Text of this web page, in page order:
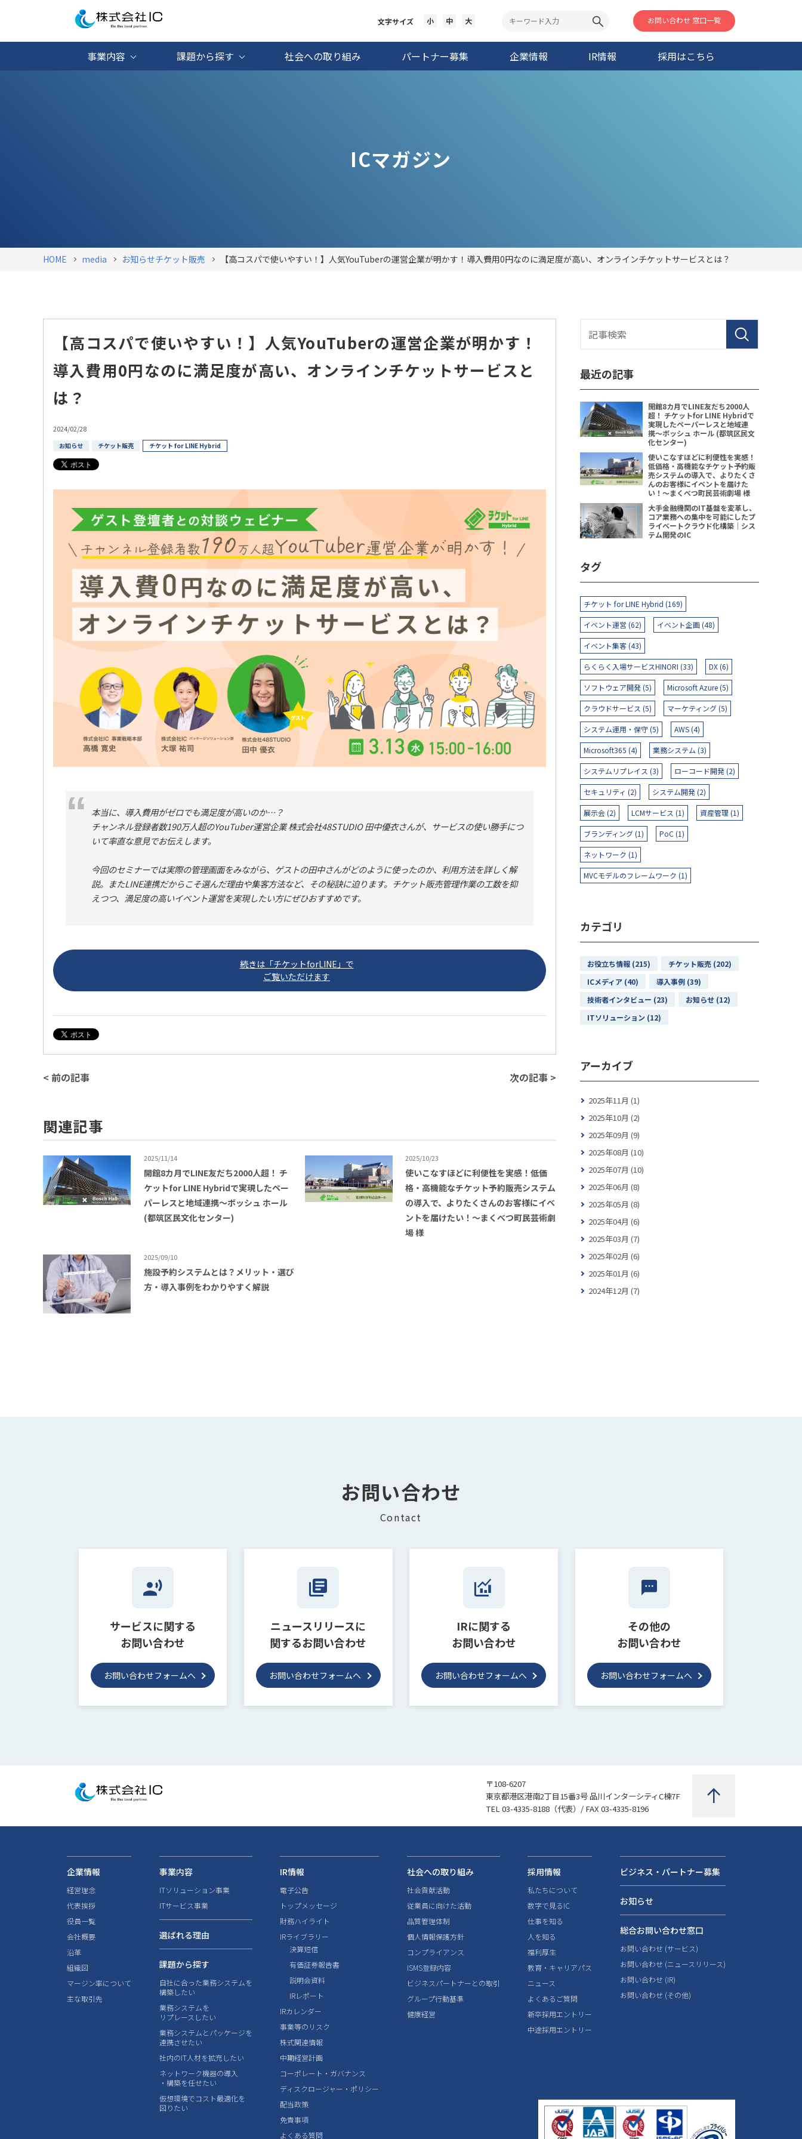
文字サイズ 小 中 大 お問い合わせ 窓口一覧
事業内容 課題から探す 社会への取り組み パートナー募集 企業情報 IR情報 採用はこちら
ICマガジン
HOME media お知らせチケット販売 【高コスパで使いやすい！】人気YouTuberの運営企業が明かす！導入費用0円なのに満足度が高い、オンラインチケットサービスとは？
【高コスパで使いやすい！】人気YouTuberの運営企業が明かす！
導入費用0円なのに満足度が高い、オンラインチケットサービスと
は？
2024/02/28
お知らせ チケット販売 チケット for LINE Hybrid
本当に、導入費用がゼロでも満足度が高いのか…？
チャンネル登録者数190万人超のYouTuber運営企業 株式会社48STUDIO 田中優衣さんが、サービスの使い勝手につ
いて率直な意見でお伝えします。
今回のセミナーでは実際の管理画面をみながら、ゲストの田中さんがどのように使ったのか、利用方法を詳しく解
説。またLINE連携だからこそ選んだ理由や集客方法など、その秘訣に迫ります。チケット販売管理作業の工数を抑
えつつ、満足度の高いイベント運営を実現したい方にぜひおすすめです。
続きは「チケットforLINE」で
ご覧いただけます
< 前の記事 次の記事 >
関連記事
2025/11/14
開館8カ月でLINE友だち2000人超！ チ
ケットfor LINE Hybridで実現したペー
パーレスと地域連携〜ボッシュ ホール
(都筑区民文化センター)
2025/10/23
使いこなすほどに利便性を実感！低価
格・高機能なチケット予約販売システム
の導入で、よりたくさんのお客様にイベ
ントを届けたい！〜まくべつ町民芸術劇
場 様
2025/09/10
施設予約システムとは？メリット・選び
方・導入事例をわかりやすく解説
最近の記事
開館8カ月でLINE友だち2000人
超！ チケットfor LINE Hybridで
実現したペーパーレスと地域連
携〜ボッシュ ホール (都筑区民文
化センター)
使いこなすほどに利便性を実感！
低価格・高機能なチケット予約販
売システムの導入で、よりたくさ
んのお客様にイベントを届けた
い！〜まくべつ町民芸術劇場 様
大手金融機関のIT基盤を変革し、
コア業務への集中を可能にしたプ
ライベートクラウド化構築｜シス
テム開発のIC
タグ
チケット for LINE Hybrid (169)
イベント運営 (62) イベント企画 (48)
イベント集客 (43)
らくらく入場サービスHINORI (33) DX (6)
ソフトウェア開発 (5) Microsoft Azure (5)
クラウドサービス (5) マーケティング (5)
システム運用・保守 (5) AWS (4)
Microsoft365 (4) 業務システム (3)
システムリプレイス (3) ローコード開発 (2)
セキュリティ (2) システム開発 (2)
展示会 (2) LCMサービス (1) 資産管理 (1)
ブランディング (1) PoC (1)
ネットワーク (1)
MVCモデルのフレームワーク (1)
カテゴリ
お役立ち情報 (215)
チケット販売 (202)
ICメディア (40)
導入事例 (39)
技術者インタビュー (23)
お知らせ (12)
ITソリューション (12)
アーカイブ
2025年11月 (1)
2025年10月 (2)
2025年09月 (9)
2025年08月 (10)
2025年07月 (10)
2025年06月 (8)
2025年05月 (8)
2025年04月 (6)
2025年03月 (7)
2025年02月 (6)
2025年01月 (6)
2024年12月 (7)
お問い合わせ
Contact
サービスに関する
お問い合わせ
お問い合わせフォームへ
ニュースリリースに
関するお問い合わせ
お問い合わせフォームへ
IRに関する
お問い合わせ
お問い合わせフォームへ
その他の
お問い合わせ
お問い合わせフォームへ
〒108-6207
東京都港区港南2丁目15番3号 品川インターシティC棟7F
TEL 03-4335-8188 （代表）/ FAX 03-4335-8196
企業情報
経営理念
代表挨拶
役員一覧
会社概要
沿革
組織図
マージン率について
主な取引先
事業内容
ITソリューション事業
ITサービス事業
選ばれる理由
課題から探す
自社に合った業務システムを
構築したい
業務システムを
リプレースしたい
業務システムとパッケージを
連携させたい
社内のIT人材を拡充したい
ネットワーク機器の導入
・構築を任せたい
仮想環境でコスト最適化を
図りたい
IR情報
電子公告
トップメッセージ
財務ハイライト
IRライブラリー
決算短信
有価証券報告書
説明会資料
IRレポート
IRカレンダー
事業等のリスク
株式関連情報
中期経営計画
コーポレート・ガバナンス
ディスクロージャー・ポリシー
配当政策
免責事項
よくある質問
社会への取り組み
社会貢献活動
従業員に向けた活動
品質管理体制
個人情報保護方針
コンプライアンス
ISMS登録内容
ビジネスパートナーとの取引
グループ行動基準
健康経営
採用情報
私たちについて
数字で見るIC
仕事を知る
人を知る
福利厚生
教育・キャリアパス
ニュース
よくあるご質問
新卒採用エントリー
中途採用エントリー
ビジネス・パートナー募集
お知らせ
総合お問い合わせ窓口
お問い合わせ (サービス)
お問い合わせ (ニュースリリース)
お問い合わせ (IR)
お問い合わせ (その他)